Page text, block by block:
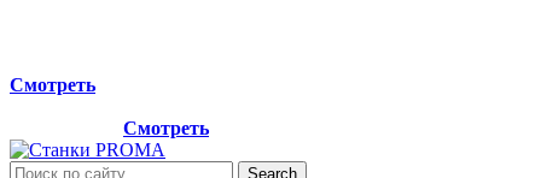
Смотреть
Смотреть
Search